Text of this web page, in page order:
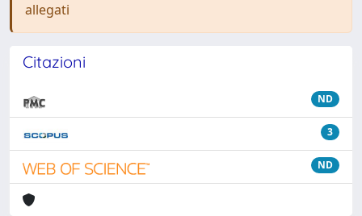
allegati
Citazioni
ND
3
ND